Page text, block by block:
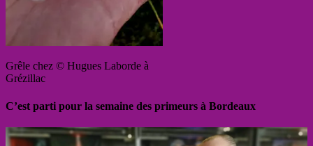
Grêle chez © Hugues Laborde à
Grézillac
C’est parti pour la semaine des primeurs à Bordeaux